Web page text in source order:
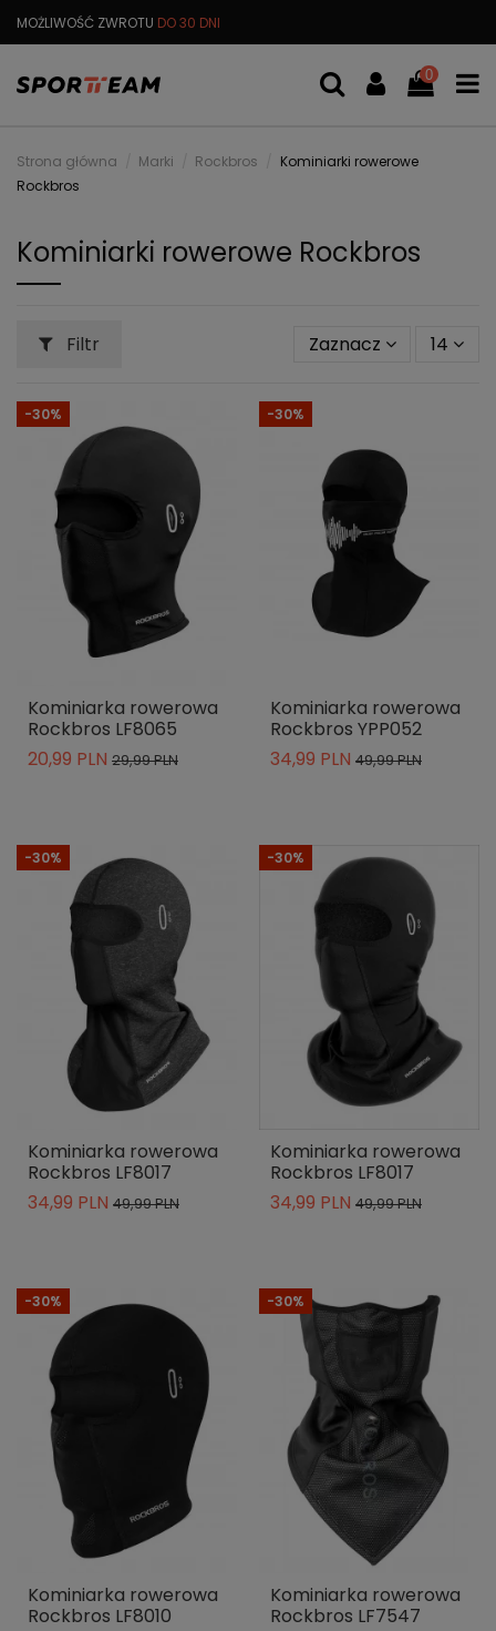
MOŻLIWOŚĆ ZWROTU DO 30 DNI
0
Strona główna Marki Rockbros
Kominiarki rowerowe
Rockbros
Kominiarki rowerowe Rockbros
Filtr Zaznacz 14
-30%
Kominiarka rowerowa
Rockbros LF8065
20,99 PLN 29,99 PLN
-30%
Kominiarka rowerowa
Rockbros YPP052
34,99 PLN 49,99 PLN
-30%
Kominiarka rowerowa
Rockbros LF8017
34,99 PLN 49,99 PLN
-30%
Kominiarka rowerowa
Rockbros LF8017
34,99 PLN 49,99 PLN
-30%
Kominiarka rowerowa
Rockbros LF8010
-30%
Kominiarka rowerowa
Rockbros LF7547